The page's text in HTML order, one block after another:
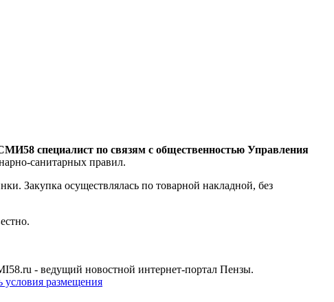
специалист по связям с общественностью Управления
санитарных правил.
Закупка осуществлялась по товарной накладной, без
- ведущий новостной интернет-портал Пензы.
условия размещения